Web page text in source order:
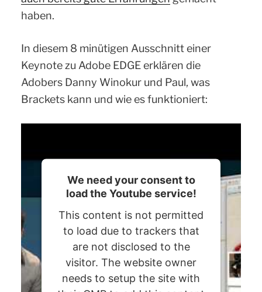
haben.
In diesem 8 minütigen Ausschnitt einer
Keynote zu Adobe EDGE erklären die
Adobers Danny Winokur und Paul, was
Brackets kann und wie es funktioniert:
We need your consent to
load the Youtube service!
This content is not permitted
to load due to trackers that
are not disclosed to the
visitor. The website owner
needs to setup the site with